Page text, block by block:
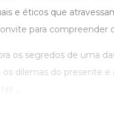
e éticos que
para compreender
os segredos de uma
os dilemas do presente e
...